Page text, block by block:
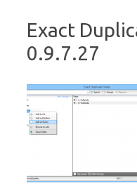
Exact
0.9.7.27